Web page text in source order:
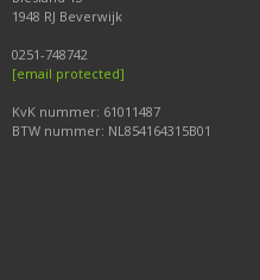
1948 RJ Beverwijk
0251-748742
[email protected]
KvK nummer: 61011487
BTW nummer: NL854164315B01